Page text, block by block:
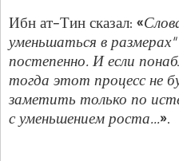
Ибн ат-Тин сказал: «
уменьшаться в
постепенно. И если
тогда этот процесс не
заметить только по
с уменьшением роста…».